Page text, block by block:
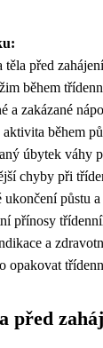
těla před
během
a zakázané
během
úbytek váhy
chyby při
ukončení půstu
přínosy
a
opakovat
před